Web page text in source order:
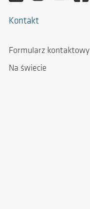
Kontakt
Formularz kontaktowy
Na świecie